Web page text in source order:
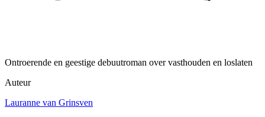
Ontroerende en geestige debuutroman over vasthouden en loslaten
Auteur
Lauranne van Grinsven